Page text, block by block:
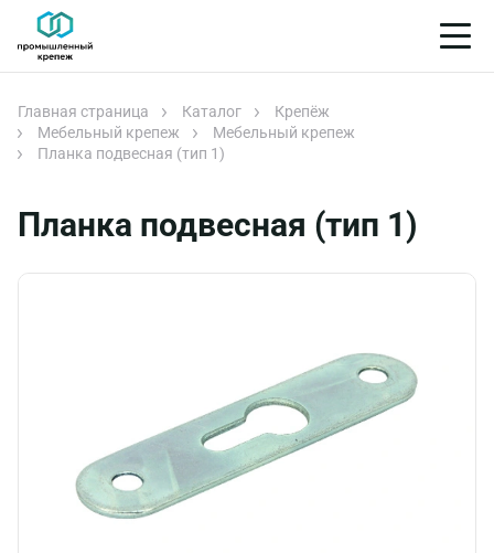
Главная страница Каталог
Крепёж
Мебельный крепеж
Мебельный крепеж
Планка подвесная (тип 1)
Планка подвесная (тип 1)